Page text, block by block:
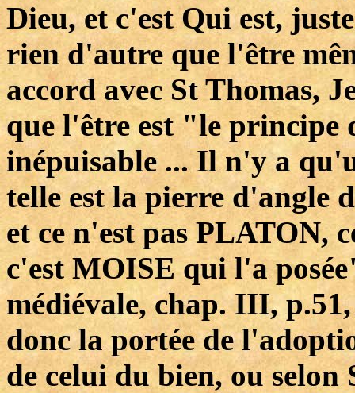
Dieu, et c'est Qui est,
rien d'autre que l'être
accord avec St Thomas,
que l'être est "le principe
inépuisable ... Il n'y a
telle est la pierre d'angle
et ce n'est pas PLATON,
c'est MOISE qui l'a
médiévale, chap. III,
donc la portée de
de celui du bien, ou